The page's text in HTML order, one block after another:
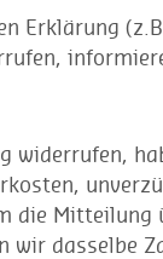
Erklärung
widerrufen,
die Mitteilung
wir dasselbe